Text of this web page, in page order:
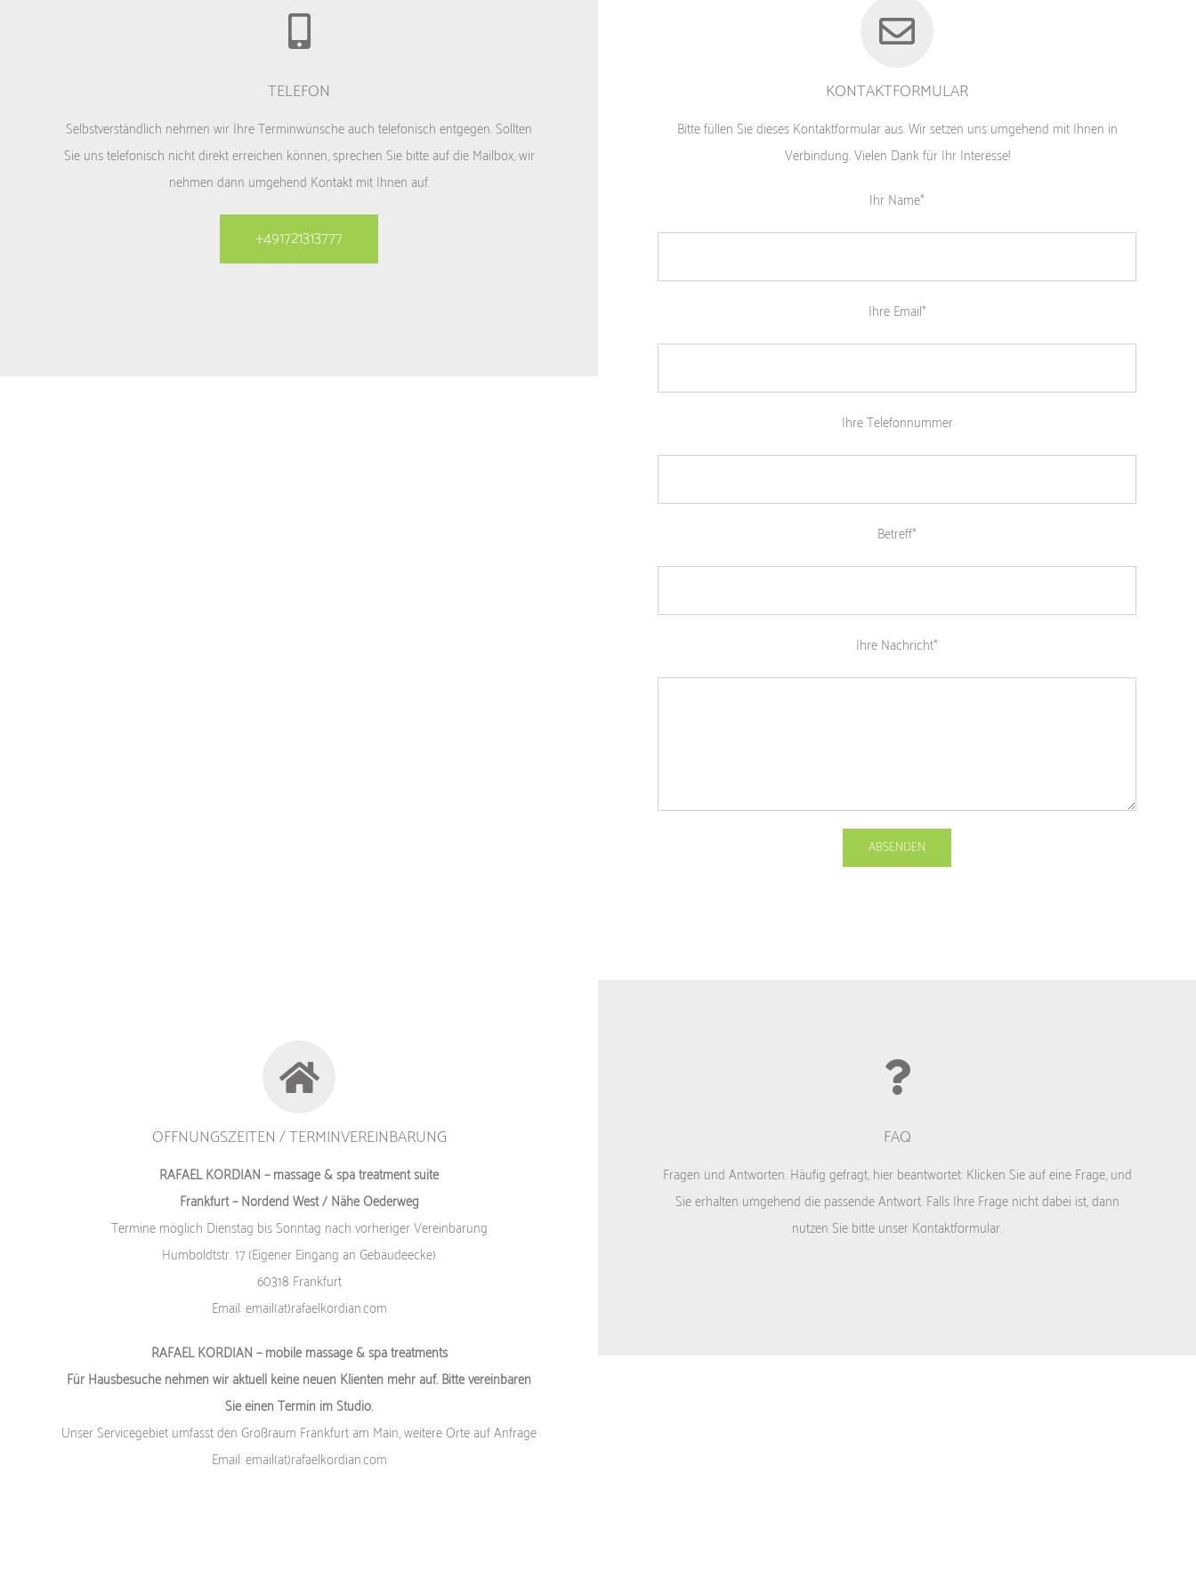
TELEFON
Selbstverständlich nehmen wir Ihre Terminwünsche auch telefonisch entgegen. Sollten
Sie uns telefonisch nicht direkt erreichen können, sprechen Sie bitte auf die Mailbox, wir
nehmen dann umgehend Kontakt mit Ihnen auf.
+491721313777
KONTAKTFORMULAR
Bitte füllen Sie dieses Kontaktformular aus. Wir setzen uns umgehend mit Ihnen in
Verbindung. Vielen Dank für Ihr Interesse!
Ihr Name*
Ihre Email*
Ihre Telefonnummer
Betreff*
Ihre Nachricht*
ÖFFNUNGSZEITEN / TERMINVEREINBARUNG
RAFAEL KORDIAN – massage & spa treatment suite
Frankfurt – Nordend West / Nähe Oederweg
Termine möglich Dienstag bis Sonntag nach vorheriger Vereinbarung
Humboldtstr. 17 (Eigener Eingang an Gebäudeecke)
60318 Frankfurt
Email: email(at)rafaelkordian.com
RAFAEL KORDIAN – mobile massage & spa treatments
Für Hausbesuche nehmen wir aktuell keine neuen Klienten mehr auf. Bitte vereinbaren
Sie einen Termin im Studio.
Unser Servicegebiet umfasst den Großraum Frankfurt am Main, weitere Orte auf Anfrage
Email: email(at)rafaelkordian.com
FAQ
Fragen und Antworten. Häufig gefragt, hier beantwortet: Klicken Sie auf eine Frage, und
Sie erhalten umgehend die passende Antwort. Falls Ihre Frage nicht dabei ist, dann
nutzen Sie bitte unser Kontaktformular.